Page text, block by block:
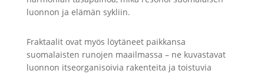
luonnon ja elämän sykliin.
Fraktaalit ovat myös löytäneet paikkansa
suomalaisten runojen maailmassa – ne kuvastavat
luonnon itseorganisoivia rakenteita ja toistuvia